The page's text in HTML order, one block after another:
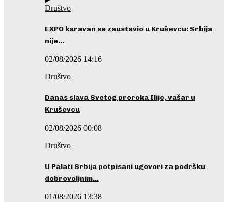
Društvo
EXPO karavan se zaustavio u Kruševcu: Srbija
nije…
02/08/2026 14:16
Društvo
Danas slava Svetog proroka Ilije, vašar u
Kruševcu
02/08/2026 00:08
Društvo
U Palati Srbija potpisani ugovori za podršku
dobrovoljnim…
01/08/2026 13:38